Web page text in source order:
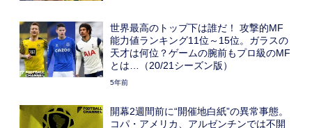
世界最高のトップ下は誰だ！ 攻撃的MF
能力値ランキング11位～15位。ガラスの
天才は何位？ゲームの腕前もプロ級のMF
とは…（20/21シーズン版）
5年前
開幕2週間前に“開催地白紙”の異常事態。
コパ・アメリカ、アルゼンチンでは不開